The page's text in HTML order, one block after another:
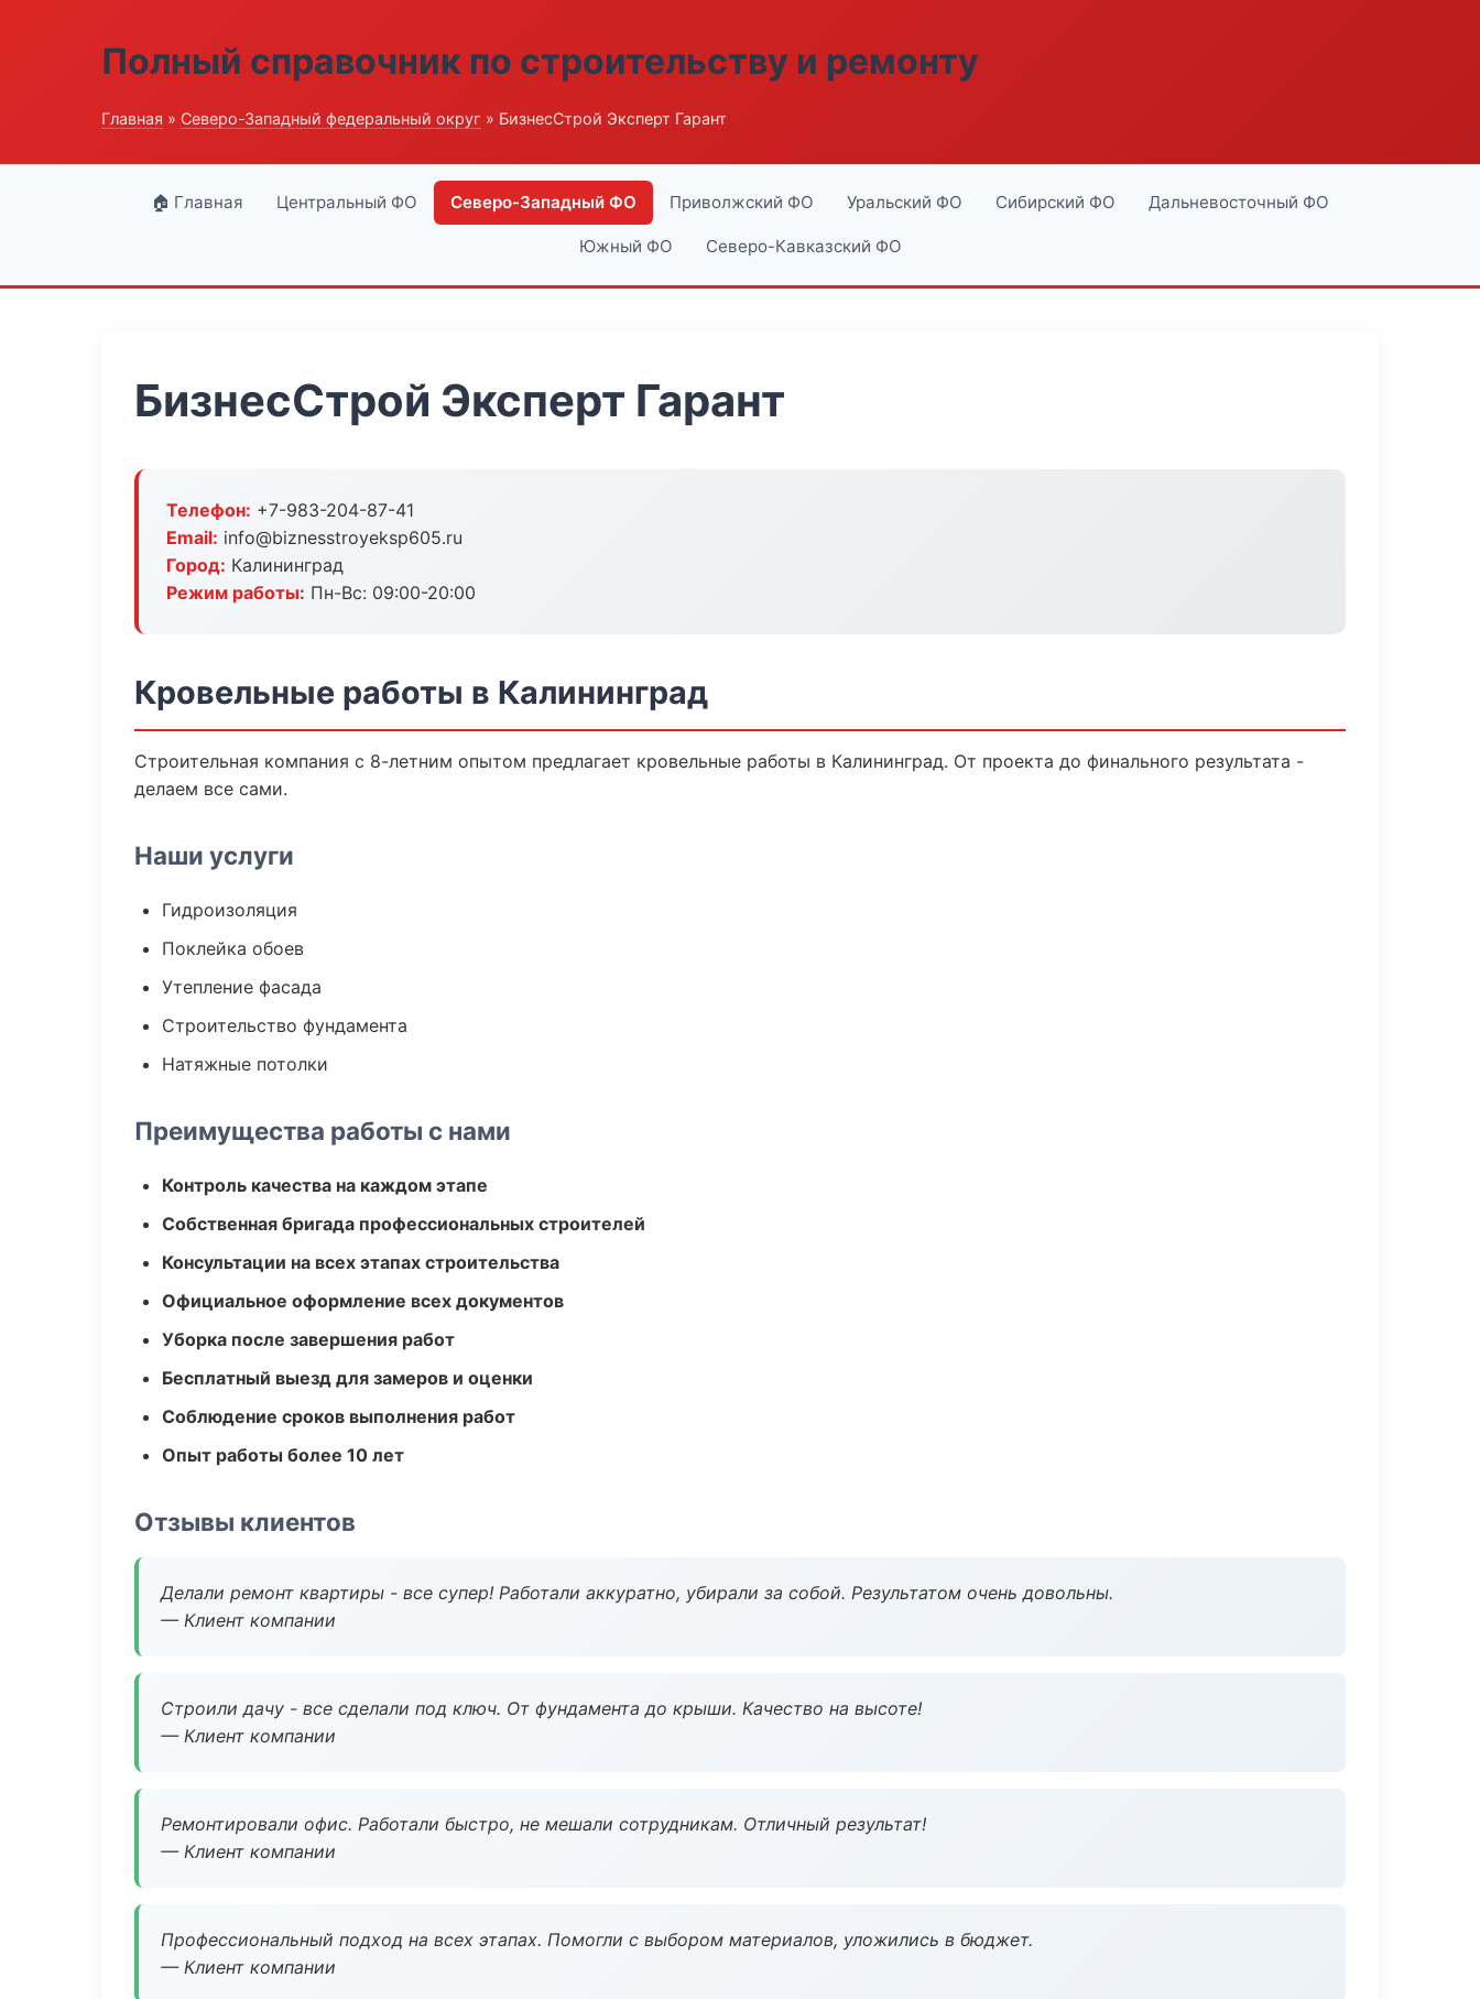
Полный справочник по строительству и ремонту
Главная » Северо-Западный федеральный округ » БизнесСтрой Эксперт Гарант
🏠 Главная Центральный ФО Северо-Западный ФО Приволжский ФО Уральский ФО Сибирский ФО Дальневосточный ФО
Южный ФО Северо-Кавказский ФО
БизнесСтрой Эксперт Гарант
Телефон: +7-983-204-87-41
Email: info@biznesstroyeksp605.ru
Город: Калининград
Режим работы: Пн-Вс: 09:00-20:00
Кровельные работы в Калининград
Строительная компания с 8-летним опытом предлагает кровельные работы в Калининград. От проекта до финального результата -
делаем все сами.
Наши услуги
Гидроизоляция
Поклейка обоев
Утепление фасада
Строительство фундамента
Натяжные потолки
Преимущества работы с нами
Контроль качества на каждом этапе
Собственная бригада профессиональных строителей
Консультации на всех этапах строительства
Официальное оформление всех документов
Уборка после завершения работ
Бесплатный выезд для замеров и оценки
Соблюдение сроков выполнения работ
Опыт работы более 10 лет
Отзывы клиентов
Делали ремонт квартиры - все супер! Работали аккуратно, убирали за собой. Результатом очень довольны.
— Клиент компании
Строили дачу - все сделали под ключ. От фундамента до крыши. Качество на высоте!
— Клиент компании
Ремонтировали офис. Работали быстро, не мешали сотрудникам. Отличный результат!
— Клиент компании
Профессиональный подход на всех этапах. Помогли с выбором материалов, уложились в бюджет.
— Клиент компании